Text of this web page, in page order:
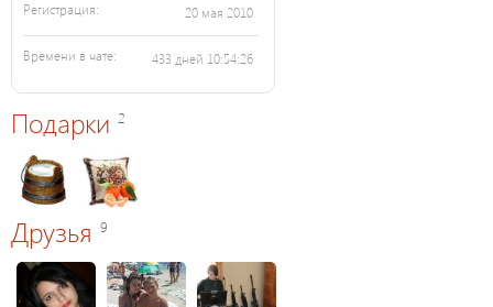
Регистрация: 20 мая 2010
Времени в чате: 433 дней 10:54:26
Подарки 2
Друзья 9